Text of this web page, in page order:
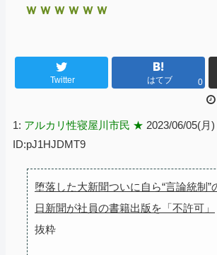
ｗｗｗｗｗｗ
Twitter はてブ 0
1: アルカリ性寝屋川市民 ★ 2023/06/05(月
ID:pJ1HJDMT9
堕落した大新聞ついに自ら“言論統制”
日新聞が社員の書籍出版を「不許可」
抜粋